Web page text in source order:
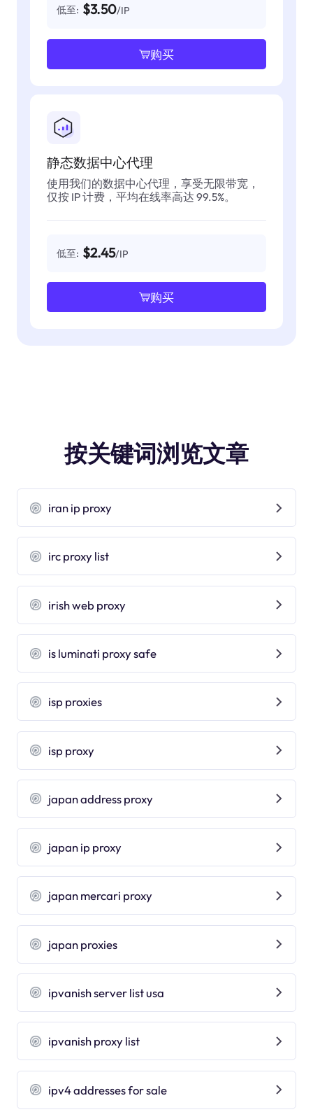
低至: $3.50/IP
购买
静态数据中心代理
使用我们的数据中心代理，享受无限带宽，
仅按 IP 计费，平均在线率高达 99.5%。
低至: $2.45/IP
购买
按关键词浏览文章
iran ip proxy
irc proxy list
irish web proxy
is luminati proxy safe
isp proxies
isp proxy
japan address proxy
japan ip proxy
japan mercari proxy
japan proxies
ipvanish server list usa
ipvanish proxy list
ipv4 addresses for sale